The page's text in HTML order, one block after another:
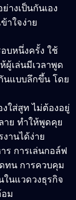
างเป็นกันเอง
าใจง่าย
บหนึ่งครั้ง ใช้
ผู้เล่นมีเวลาพูด
นแบบลึกขึ้น โดย
ใส่สูท ไม่ต้องอยู่
าย ทำให้พูดคุย
านได้ง่าย
ร การเล่นกอล์ฟ
ทน การควบคุม
นแวดวงธุรกิจ
อม